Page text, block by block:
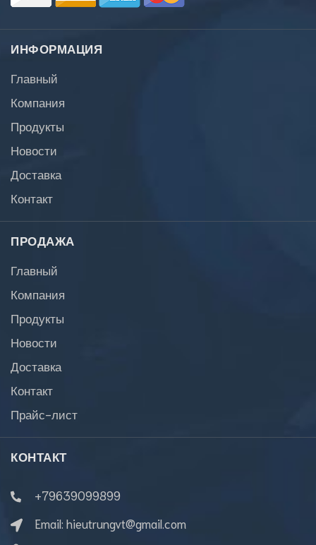
ИНФОРМАЦИЯ
Главный
Компания
Продукты
Новости
Доставка
Контакт
ПРОДАЖА
Главный
Компания
Продукты
Новости
Доставка
Контакт
Прайс-лист
КОНТАКТ
+79639099899
Email: hieutrungvt@gmail.com